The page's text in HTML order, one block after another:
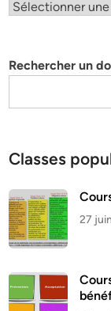
Classification
Rechercher un
Classes
27